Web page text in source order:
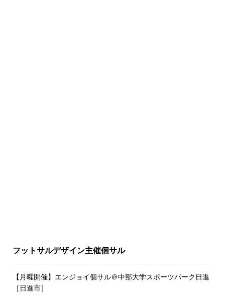
フットサルデザイン主催個サル
【月曜開催】エンジョイ個サル＠中部大学スポーツパーク日進
［日進市］